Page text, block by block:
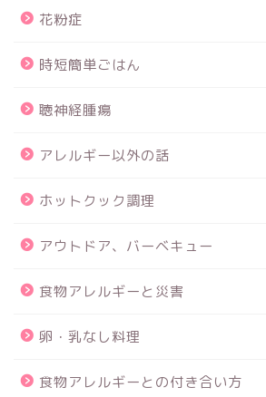
花粉症
時短簡単ごはん
聴神経腫瘍
アレルギー以外の話
ホットクック調理
アウトドア、バーベキュー
食物アレルギーと災害
卵・乳なし料理
食物アレルギーとの付き合い方